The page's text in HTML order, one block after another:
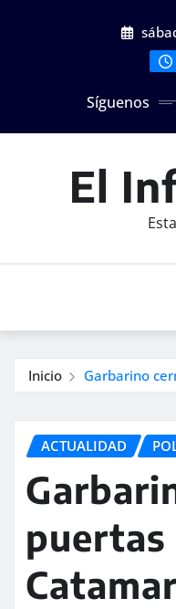
Síguenos
El
Inicio Garbarino
ACTUALIDAD
puertas